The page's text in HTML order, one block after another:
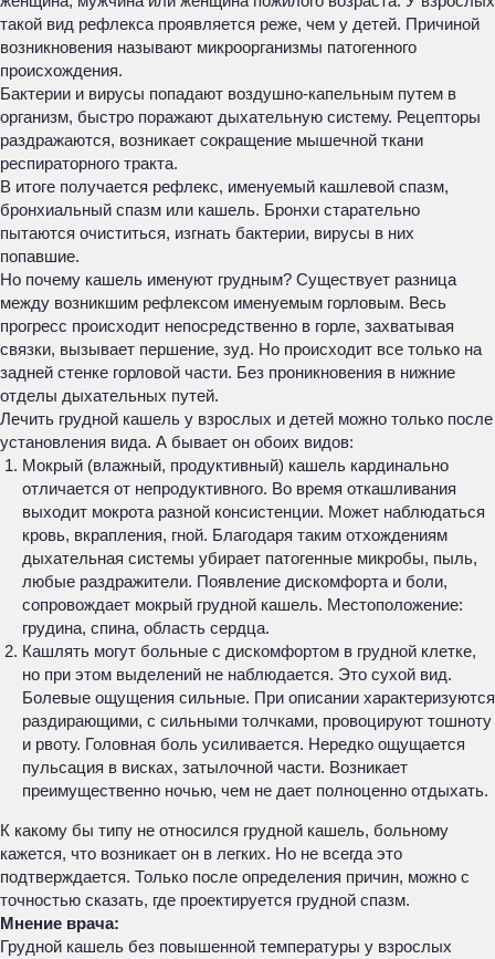
такой вид рефлекса проявляется реже, чем у детей. Причиной
возникновения называют микроорганизмы патогенного
происхождения.
Бактерии и вирусы попадают воздушно-капельным путем в
организм, быстро поражают дыхательную систему. Рецепторы
раздражаются, возникает сокращение мышечной ткани
респираторного тракта.
В итоге получается рефлекс, именуемый кашлевой спазм,
бронхиальный спазм или кашель. Бронхи старательно
пытаются очиститься, изгнать бактерии, вирусы в них
попавшие.
Но почему кашель именуют грудным? Существует разница
между возникшим рефлексом именуемым горловым. Весь
прогресс происходит непосредственно в горле, захватывая
связки, вызывает першение, зуд. Но происходит все только на
задней стенке горловой части. Без проникновения в нижние
отделы дыхательных путей.
Лечить грудной кашель у взрослых и детей можно только после
установления вида. А бывает он обоих видов:
Мокрый (влажный, продуктивный) кашель кардинально
отличается от непродуктивного. Во время откашливания
выходит мокрота разной консистенции. Может наблюдаться
кровь, вкрапления, гной. Благодаря таким отхождениям
дыхательная системы убирает патогенные микробы, пыль,
любые раздражители. Появление дискомфорта и боли,
сопровождает мокрый грудной кашель. Местоположение:
грудина, спина, область сердца.
Кашлять могут больные с дискомфортом в грудной клетке,
но при этом выделений не наблюдается. Это сухой вид.
Болевые ощущения сильные. При описании характеризуются
раздирающими, с сильными толчками, провоцируют тошноту
и рвоту. Головная боль усиливается. Нередко ощущается
пульсация в висках, затылочной части. Возникает
преимущественно ночью, чем не дает полноценно отдыхать.
К какому бы типу не относился грудной кашель, больному
кажется, что возникает он в легких. Но не всегда это
подтверждается. Только после определения причин, можно с
точностью сказать, где проектируется грудной спазм.
Мнение врача:
Грудной кашель без повышенной температуры у взрослых